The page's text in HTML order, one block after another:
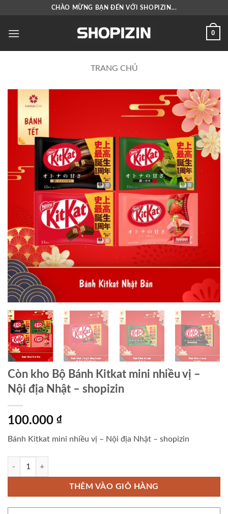
nội
CHÀO MỪNG BẠN ĐẾN VỚI SHOPIZIN...
0
TRANG CHỦ
Còn kho Bộ Bánh Kitkat mini nhiều vị –
Nội địa Nhật – shopizin
100.000 ₫
Bánh Kitkat mini nhiều vị – Nội địa Nhật – shopizin
Còn kho Bộ Bánh Kitkat mini nhiều vị - Nội địa Nhật - shopizin số
THÊM VÀO GIỎ HÀNG